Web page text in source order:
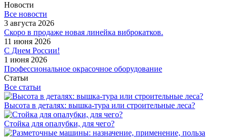
Новости
Все новости
3 августа 2026
Скоро в продаже новая линейка виброкатков.
11 июня 2026
С Днем России!
1 июня 2026
Профессиональное окрасочное оборудование
Статьи
Все статьи
Высота в деталях: вышка-тура или строительные леса?
Стойка для опалубки, для чего?